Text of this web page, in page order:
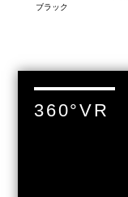
ブラック
360°VR